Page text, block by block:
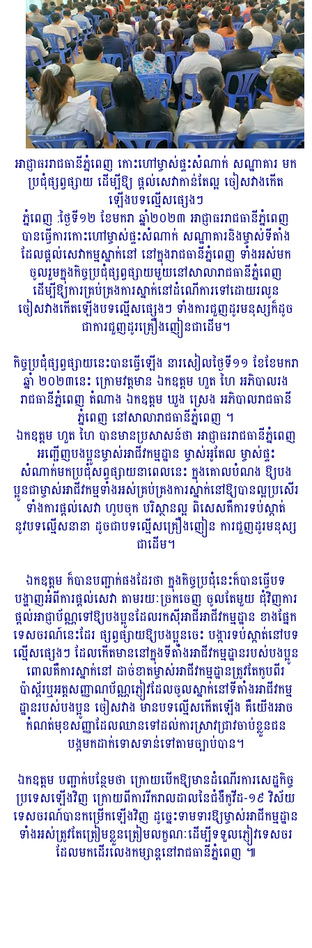
អាជ្ញាធររាជធានីភ្នំពេញ កោះហៅម្ចាស់ផ្ទះសំណាក់ សណ្ឋាគារ មក
ប្រជុំផ្សព្វផ្សាយ ដើម្បីឱ្យ ផ្ដល់សេវាកាន់តែល្អ ចៀសវាងកើត
ឡើងបទល្មើសផ្សេងៗ
ភ្នំពេញ :ថ្ងៃទី១២ ខែមករា ឆ្នាំ២០២៣ អាជ្ញាធររាជធានីភ្នំពេញ
បានធ្វើការកោះហៅម្ចាស់ផ្ទះសំណាក់ សណ្ឋាគារនិងម្ចាស់ទីតាំង
ដែលផ្ដល់សេវាកម្មស្នាក់នៅ នៅក្នុងរាជធានីភ្នំពេញ ទាំងអស់មក
ចូលរួមក្នុងកិច្ចប្រជុំផ្សព្វផ្សាយមួយនៅសាលារាជធានីភ្នំពេញ
ដើម្បីឱ្យការគ្រប់គ្រងការស្នាក់នៅដំណើការទៅដោយរលូន
ចៀសវាងកើតឡើងបទល្មើសផ្សេងៗ ទាំងការជួញដូរមនុស្សក៏ដូច
ជាការជួញដូរគ្រឿងញៀនជាដើម។
កិច្ចប្រជុំផ្សព្វផ្សាយនេះបានធ្វើឡើង នារសៀលថ្ងៃទី១១ ខែខែមករា
ឆ្នាំ ២០២៣នេះ ក្រោមវត្តមាន ឯកឧត្តម ហួត ហៃ អភិបាលរង
រាជធានីភ្នំពេញ តំណាង ឯកឧត្តម ឃួង ស្រេង អភិបាលរាជធានី
ភ្នំពេញ នៅសាលារាជធានីភ្នំពេញ ។
ឯកឧត្តម ហួត ហៃ បានមានប្រសាសន៍ថា អាជ្ញាធររាជធានីភ្នំពេញ
អញ្ជើញបងប្អូនម្ចាស់អាជីវកម្មដ្ឋាន ម្ចាស់អូតែល ម្ចាស់ផ្ទះ
សំណាក់មកប្រជុំសព្វផ្សាយនាពេលនេះ ក្នុងគោលបំណង ឱ្យបង
ប្អូនជាម្ចាស់អាជីវកម្មទាំងអស់គ្រប់គ្រងការស្នាក់នៅឱ្យបានល្អប្រសើរ
ទាំងការផ្ដល់សេវា ហូបចុក បរិស្ថានល្អ ពិសេសគឺការទប់ស្កាត់
នូវបទល្មើសនានា ដូចជាបទល្មើសគ្រឿងញៀន ការជួញដូរមនុស្ស
ជាដើម។
ឯកឧត្តម ក៏បានបញ្ជាក់ផងដែរថា ក្នុងកិច្ចប្រជុំនេះក៏បានធ្វើបទ
បង្ហាញអំពីការផ្ដល់សេវា តាមរយៈច្រកចេញ ចូលតែមួយ ជុំវិញការ
ផ្ដល់អាជ្ញាប័ណ្ណទៅឱ្យបងប្អូនដែលរកស៊ីអាជីអាជីវកម្មដ្ឋាន ខាងផ្នែក
ទេសចរណ៍នេះដែរ ផ្សព្វផ្សាយឱ្យបងប្អូនចេះ បង្ការទប់ស្កាត់នៅបទ
ល្មើសផ្សេងៗ ដែលកើតមាននៅក្នុងទីតាំងអាជីវកម្មដ្ឋានរបស់បងប្អូន
ពោលគឺការស្នាក់នៅ ដាច់ខាតម្ចាស់អាជីវកម្មដ្ឋានត្រូវតែកូបពីរ
ប៉ាស្ព័រឬអត្តសញ្ញាណប័ណ្ណភ្ញៀវដែលចូលស្នាក់នៅទីតាំងអាជីវកម្ម
ដ្ឋានរបស់បងប្អូន ចៀសវាង មានបទល្មើសកើតឡើង គឺយើងអាច
កំណត់មុខសញ្ញាដែលឈានទៅដល់ការស្រាវជ្រាវចាប់ខ្លួនជន
បង្កមកដាក់ទោសទាន់ទៅតាមច្បាប់បាន។
ឯកឧត្តម បញ្ជាក់បន្ថែមថា ក្រោយបើកឱ្យមានដំណើរការសេដ្ឋកិច្ច
ប្រទេសឡើងវិញ ក្រោយពីការរីករាលដាលនៃជំងឺកូវីដ-១៩ វិស័យ
ទេសចរណ៍បានកម្រើកឡើងវិញ ដូច្នេះទាមទារឱ្យម្ចាស់អាជីកម្មដ្ឋាន
ទាំងអស់ត្រូវតែត្រៀមខ្លួនត្រៀមលក្ខណៈដើម្បីទទួលភ្ញៀវទេសចរ
ដែលមកដើរលេងកម្សាន្តនៅរាជធានីភ្នំពេញ ៕